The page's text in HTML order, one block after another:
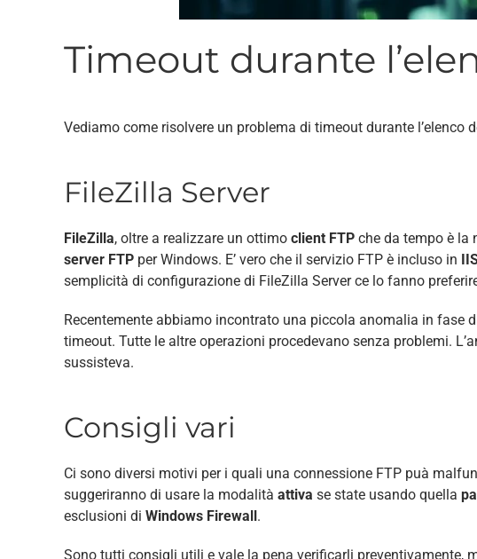
Timeout durante
Vediamo come risolvere un problema di timeout durante l’elenco
FileZilla Server
FileZilla, oltre a realizzare un ottimo client FTP che da tempo è la
server FTP per Windows. E’ vero che il servizio FTP è incluso in
semplicità di configurazione di FileZilla Server ce lo fanno
Recentemente abbiamo incontrato una piccola anomalia in fase
timeout. Tutte le altre operazioni procedevano senza problemi.
sussisteva.
Consigli vari
Ci sono diversi motivi per i quali una connessione FTP puà
suggeriranno di usare la modalità attiva se state usando quella
esclusioni di Windows Firewall.
Sono tutti consigli utili e vale la pena verificarli preventivamente,